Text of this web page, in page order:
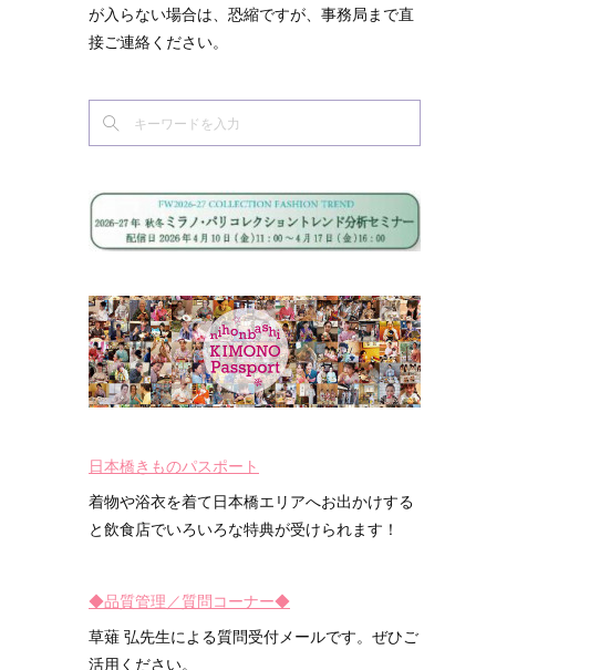
が入らない場合は、恐縮ですが、事務局まで直
接ご連絡ください。
日本橋きものパスポート
着物や浴衣を着て日本橋エリアへお出かけする
と飲食店でいろいろな特典が受けられます！
◆品質管理／質問コーナー◆
草薙 弘先生による質問受付メールです。ぜひご
活用ください。